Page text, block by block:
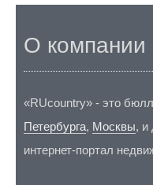
О компании
«RUcountry» - это
Петербурга, Москвы, и
интернет-портал